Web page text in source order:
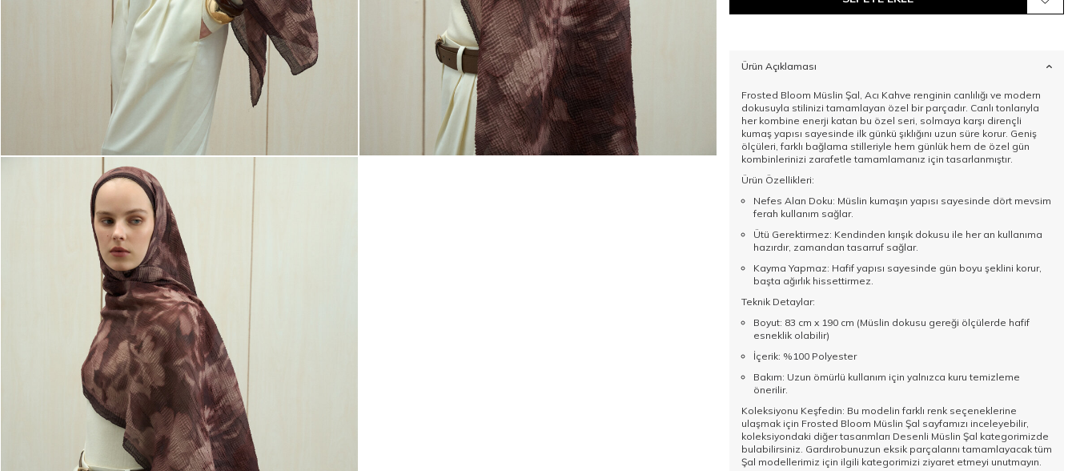
Ürün Açıklaması
Frosted Bloom Müslin Şal, Acı Kahve renginin canlılığı ve modern
dokusuyla stilinizi tamamlayan özel bir parçadır. Canlı tonlarıyla
her kombine enerji katan bu özel seri, solmaya karşı dirençli
kumaş yapısı sayesinde ilk günkü şıklığını uzun süre korur. Geniş
ölçüleri, farklı bağlama stilleriyle hem günlük hem de özel gün
kombinlerinizi zarafetle tamamlamanız için tasarlanmıştır.
Ürün Özellikleri:
Nefes Alan Doku: Müslin kumaşın yapısı sayesinde dört mevsim
ferah kullanım sağlar.
Ütü Gerektirmez: Kendinden kırışık dokusu ile her an kullanıma
hazırdır, zamandan tasarruf sağlar.
Kayma Yapmaz: Hafif yapısı sayesinde gün boyu şeklini korur,
başta ağırlık hissettirmez.
Teknik Detaylar:
Boyut: 83 cm x 190 cm (Müslin dokusu gereği ölçülerde hafif
esneklik olabilir)
İçerik: %100 Polyester
Bakım: Uzun ömürlü kullanım için yalnızca kuru temizleme
önerilir.
Koleksiyonu Keşfedin: Bu modelin farklı renk seçeneklerine
ulaşmak için Frosted Bloom Müslin Şal sayfamızı inceleyebilir,
koleksiyondaki diğer tasarımları Desenli Müslin Şal kategorimizde
bulabilirsiniz. Gardırobunuzun eksik parçalarını tamamlayacak tüm
Şal modellerimiz için ilgili kategorimizi ziyaret etmeyi unutmayın.